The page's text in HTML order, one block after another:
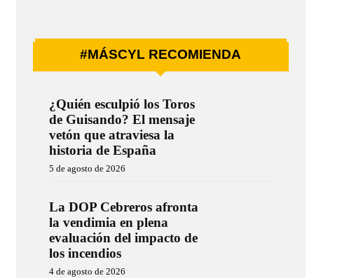
#MÁSCYL RECOMIENDA
¿Quién esculpió los Toros
de Guisando? El mensaje
vetón que atraviesa la
historia de España
5 de agosto de 2026
La DOP Cebreros afronta
la vendimia en plena
evaluación del impacto de
los incendios
4 de agosto de 2026